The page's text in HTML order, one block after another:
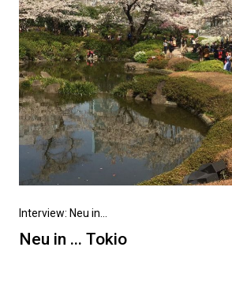
Nächster
Beitrag
Interview: Neu in...
Neu in ... Tokio